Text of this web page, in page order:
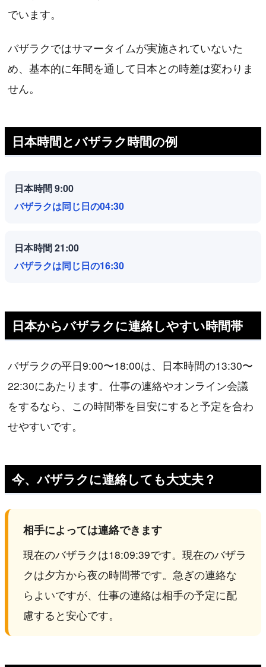
でいます。
バザラクではサマータイムが実施されていないた
め、基本的に年間を通して日本との時差は変わりま
せん。
日本時間とバザラク時間の例
日本時間 9:00
バザラクは同じ日の04:30
日本時間 21:00
バザラクは同じ日の16:30
日本からバザラクに連絡しやすい時間帯
バザラクの平日9:00〜18:00は、日本時間の13:30〜
22:30にあたります。仕事の連絡やオンライン会議
をするなら、この時間帯を目安にすると予定を合わ
せやすいです。
今、バザラクに連絡しても大丈夫？
相手によっては連絡できます
現在のバザラクは18:09:39です。現在のバザラ
クは夕方から夜の時間帯です。急ぎの連絡な
らよいですが、仕事の連絡は相手の予定に配
慮すると安心です。